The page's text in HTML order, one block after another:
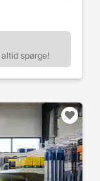
spørge!